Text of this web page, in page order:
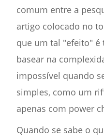
comum entre a
artigo colocado no
que um tal "efeito" é
basear na
impossível quando
simples, como um
apenas com power
Quando se sabe o